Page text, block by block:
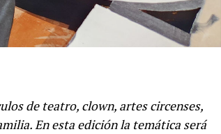
de teatro, clown, artes circenses,
En esta edición la temática será